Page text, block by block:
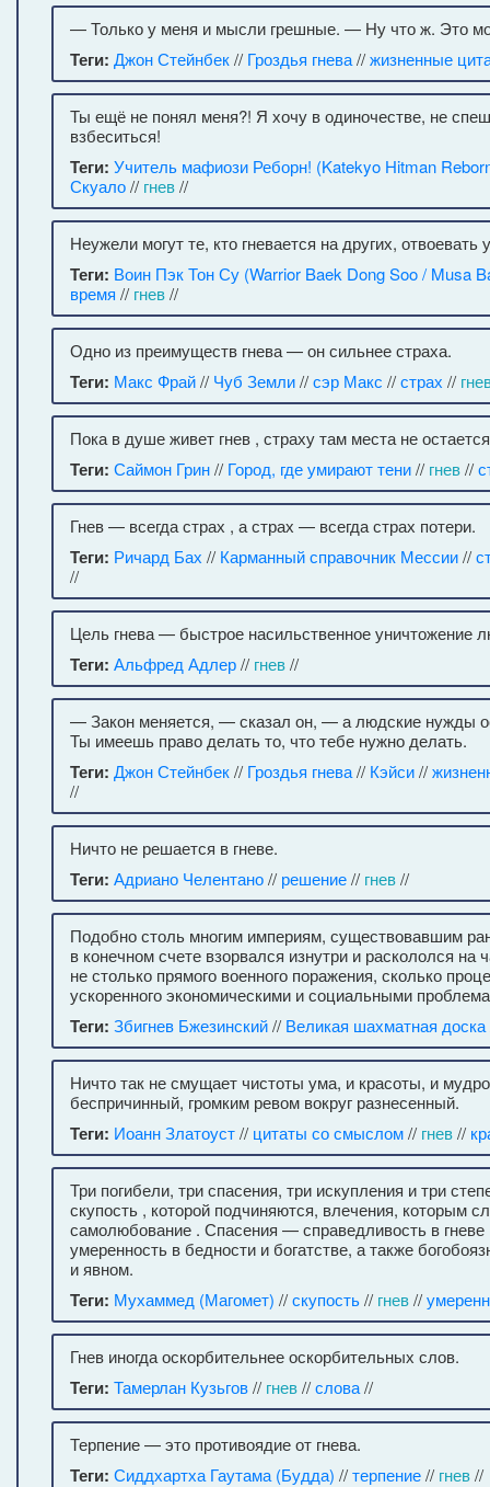
— Только у меня и мысли грешные. — Ну что ж. Это
Теги: Джон Стейнбек// Гроздья гнева//жизненные
Ты ещё не понял меня?! Я хочу в одиночестве, не
взбеситься!
Теги: Учитель мафиози Реборн! (Katekyo Hitman
Скуало// гнев//
Неужели могут те, кто гневается на других, отвоевать
Теги: Воин Пэк Тон Су (Warrior Baek Dong Soo / Musa
время // гнев//
Одно из преимуществ гнева — он сильнее страха.
Теги: Макс Фрай// Чуб Земли//сэр Макс //страх //
Пока в душе живет гнев , страху там места не
Теги: Саймон Грин// Город, где умирают тени// гнев//
Гнев — всегда страх , а страх — всегда страх потери.
Теги: Ричард Бах // Карманный справочник Мессии//
//
Цель гнева — быстрое насильственное уничтожение
Теги: Альфред Адлер// гнев//
— Закон меняется, — сказал он, — а людские нужды
Ты имеешь право делать то, что тебе нужно делать.
Теги: Джон Стейнбек// Гроздья гнева// Кэйси//
//
Ничто не решается в гневе.
Теги: Адриано Челентано// решение// гнев//
Подобно столь многим империям, существовавшим
в конечном счете взорвался изнутри и раскололся на
не столько прямого военного поражения, сколько
ускоренного экономическими и социальными
Теги: Збигнев Бжезинский// Великая шахматная доска
Ничто так не смущает чистоты ума, и красоты, и
беспричинный, громким ревом вокруг разнесенный.
Теги: Иоанн Златоуст// цитаты со смыслом// гнев//
Три погибели, три спасения, три искупления и три
скупость , которой подчиняются, влечения, которым
самолюбование . Спасения — справедливость в гневе
умеренность в бедности и богатстве, а также
и явном.
Теги: Мухаммед (Магомет) //скупость// гнев//
Гнев иногда оскорбительнее оскорбительных слов.
Теги: Тамерлан Кузьгов// гнев//слова//
Терпение — это противоядие от гнева.
Теги: Сиддхартха Гаутама (Будда) //терпение// гнев//